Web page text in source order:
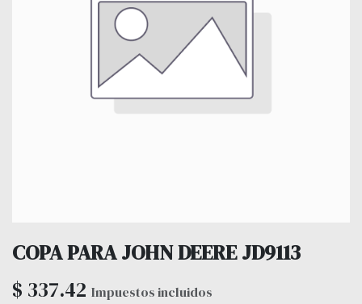
COPA PARA JOHN DEERE JD9113
$ 337.42 Impuestos incluidos